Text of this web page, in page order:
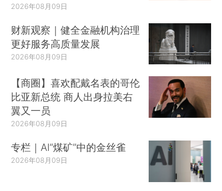
2026年08月09日
财新观察｜健全金融机构治理
更好服务高质量发展
2026年08月09日
【商圈】喜欢配戴名表的哥伦
比亚新总统 商人出身拉美右
翼又一员
2026年08月09日
专栏｜AI“煤矿”中的金丝雀
2026年08月09日